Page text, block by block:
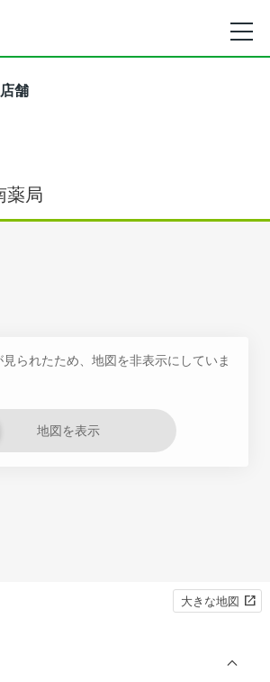
舗
薬局
られたため、地図を非表示にしていま
地図を表示
大きな地図